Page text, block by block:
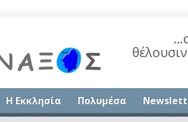
Η Εκκλησία Πολυμέσα